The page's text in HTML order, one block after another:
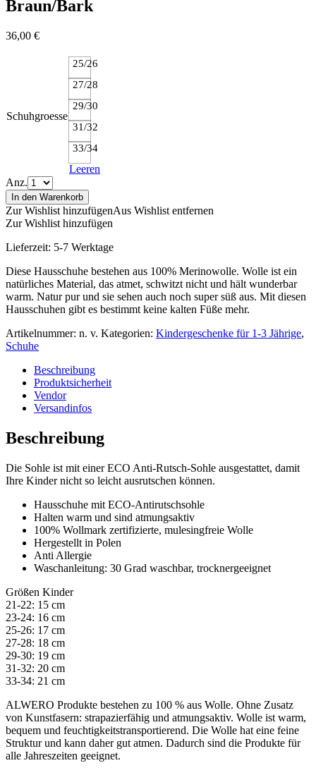
Braun/Bark
36,00 €
Schuhgroesse
25/26
27/28
29/30
31/32
33/34
Leeren
Anz.
In den Warenkorb
Zur Wishlist hinzufügenAus Wishlist entfernen
Zur Wishlist hinzufügen
Lieferzeit: 5-7 Werktage
Diese Hausschuhe bestehen aus 100% Merinowolle. Wolle ist ein
natürliches Material, das atmet, schwitzt nicht und hält wunderbar
warm. Natur pur und sie sehen auch noch super süß aus. Mit diesen
Hausschuhen gibt es bestimmt keine kalten Füße mehr.
Artikelnummer: n. v. Kategorien: Kindergeschenke für 1-3 Jährige,
Schuhe
Beschreibung
Produktsicherheit
Vendor
Versandinfos
Beschreibung
Die Sohle ist mit einer ECO Anti-Rutsch-Sohle ausgestattet, damit
Ihre Kinder nicht so leicht ausrutschen können.
Hausschuhe mit ECO-Antirutschsohle
Halten warm und sind atmungsaktiv
100% Wollmark zertifizierte, mulesingfreie Wolle
Hergestellt in Polen
Anti Allergie
Waschanleitung: 30 Grad waschbar, trocknergeeignet
Größen Kinder
21-22: 15 cm
23-24: 16 cm
25-26: 17 cm
27-28: 18 cm
29-30: 19 cm
31-32: 20 cm
33-34: 21 cm
ALWERO Produkte bestehen zu 100 % aus Wolle. Ohne Zusatz
von Kunstfasern: strapazierfähig und atmungsaktiv. Wolle ist warm,
bequem und feuchtigkeitstransportierend. Die Wolle hat eine feine
Struktur und kann daher gut atmen. Dadurch sind die Produkte für
alle Jahreszeiten geeignet.